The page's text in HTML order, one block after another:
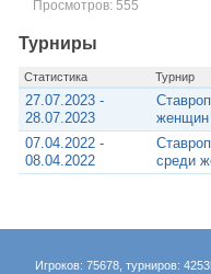
Просмотров: 555
Турниры
Статистика Турнир
27.07.2023 -
28.07.2023
женщин
07.04.2022 -
08.04.2022
среди
Игроков: 75678, турниров: